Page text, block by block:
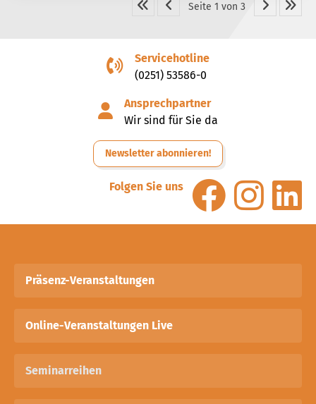
Seite 1 von 3
Servicehotline
(0251) 53586-0
Ansprechpartner
Wir sind für Sie da
Newsletter abonnieren!
Folgen Sie uns
Präsenz-Veranstaltungen
Online-Veranstaltungen Live
Seminarreihen